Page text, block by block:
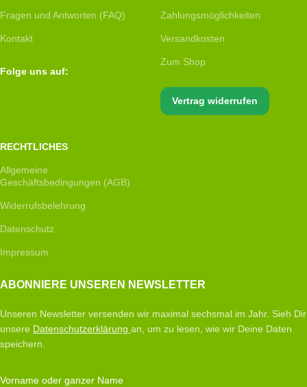
Fragen und Antworten (FAQ)
Kontakt
Folge uns auf:
Zahlungsmöglichkeiten
Versandkosten
Zum Shop
Vertrag widerrufen
RECHTLICHES
Allgemeine
Geschäftsbedingungen (AGB)
Widerrufsbelehrung
Datenschutz
Impressum
ABONNIERE UNSEREN NEWSLETTER
Unseren Newsletter versenden wir maximal sechsmal im Jahr. Sieh Dir
unsere Datenschutzerklärung an, um zu lesen, wie wir Deine Daten
speichern.
Vorname oder ganzer Name